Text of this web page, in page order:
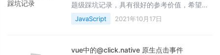
题级踩坑记录，具有很好的参考价值，希望对
大家有所帮助。如有错误或未考虑完全的地
方，望不吝赐教
JavaScript 2021年10月17日
vue中的@click.native 原生点击事件